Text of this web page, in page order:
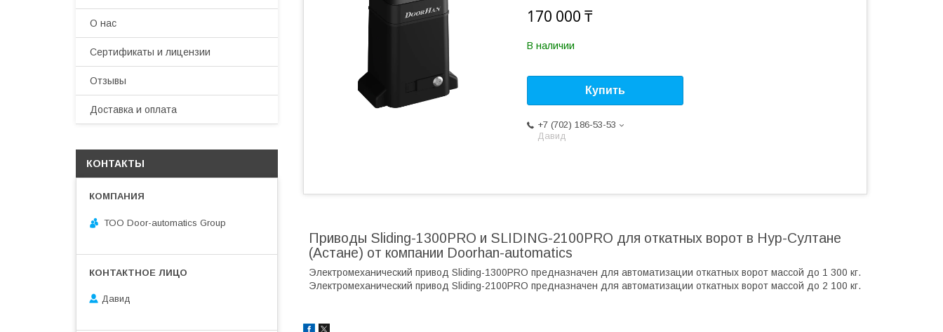
170 000 ₸
В наличии
Купить
+7 (702) 186-53-53
Давид
Приводы Sliding-1300PRO и SLIDING-2100PRO для откатных ворот в Нур-Султане
(Астане) от компании Doorhan-automatics
Электромеханический привод Sliding-1300PRO предназнaчен для aвтоматизации откатных ворот массой до 1 300 кг.
Электромеханический привод Sliding-2100PRO предназнaчен для aвтоматизации откатных ворот массой до 2 100 кг.
О нас
Сертификаты и лицензии
Отзывы
Доставка и оплата
КОНТАКТЫ
ТОО Door-automatics Group
Давид